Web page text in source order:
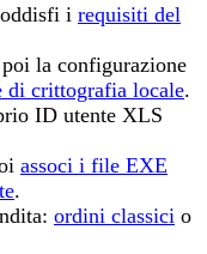
i requisiti del
la configurazione
di crittografia locale.
ID utente XLS
associ i file EXE
.
ordini classici o